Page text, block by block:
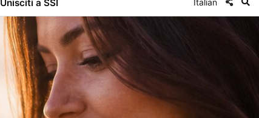
Unisciti a SSI